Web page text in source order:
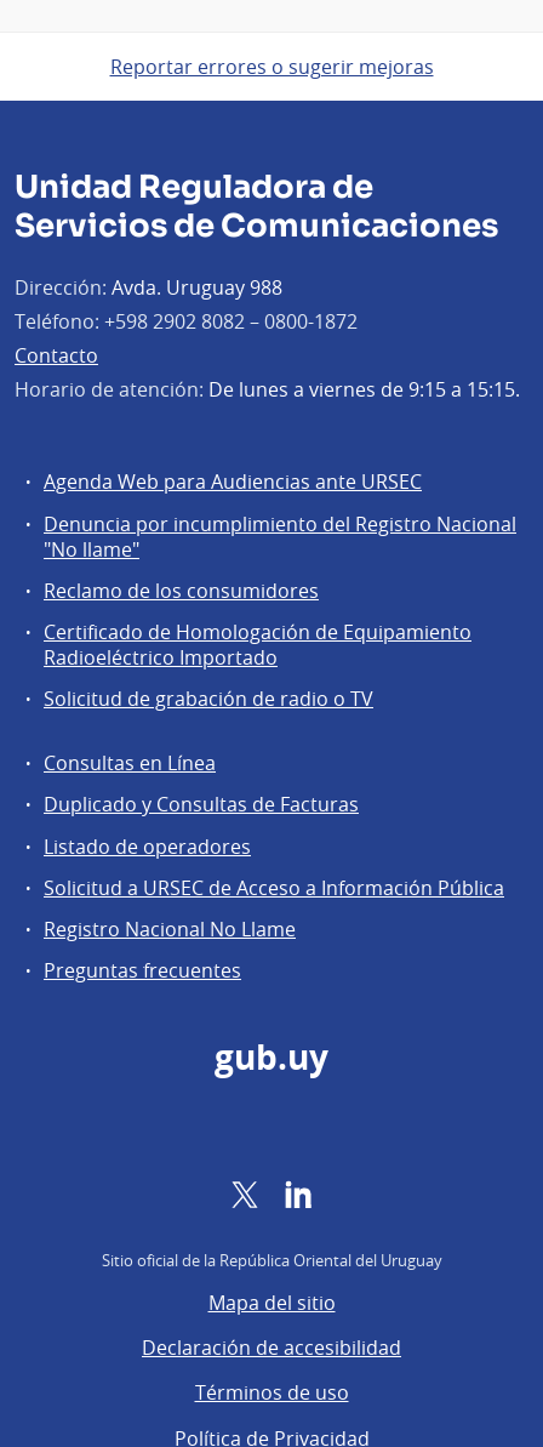
Reportar errores o sugerir mejoras
Unidad Reguladora de
Servicios de Comunicaciones
Dirección: Avda. Uruguay 988
Teléfono: +598 2902 8082 – 0800-1872
Contacto
Horario de atención: De lunes a viernes de 9:15 a 15:15.
Servicios
comunidad
Agenda Web para Audiencias ante URSEC
Denuncia por incumplimiento del Registro Nacional
"No llame"
Reclamo de los consumidores
Certificado de Homologación de Equipamiento
Radioeléctrico Importado
Solicitud de grabación de radio o TV
Agentes
regulados
Consultas en Línea
Duplicado y Consultas de Facturas
Listado de operadores
Solicitud a URSEC de Acceso a Información Pública
Registro Nacional No Llame
Preguntas frecuentes
gub.uy
Twitter
Sitio oficial de la República Oriental del Uruguay
Mapa del sitio
Declaración de accesibilidad
Términos de uso
Política de Privacidad